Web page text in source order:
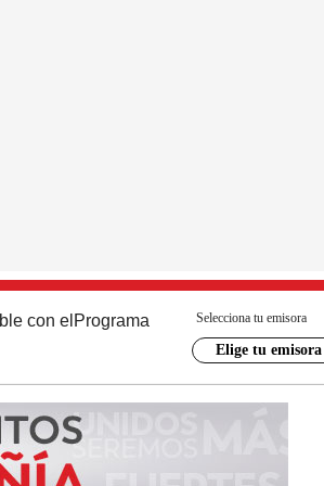
con el Programa Selecciona tu emisora
Elige tu emisora